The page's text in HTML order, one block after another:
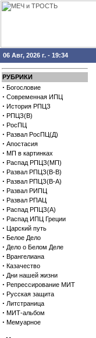
06 Авг, 2026 г. - 19:34
РУБРИКИ
· Богословие
· Современная ИПЦ
· История РПЦЗ
· РПЦЗ(В)
· РосПЦ
· Развал РосПЦ(Д)
· Апостасия
· МП в картинках
· Распад РПЦЗ(МП)
· Развал РПЦЗ(В-В)
· Развал РПЦЗ(В-А)
· Развал РИПЦ
· Развал РПАЦ
· Распад РПЦЗ(А)
· Распад ИПЦ Греции
· Царский путь
· Белое Дело
· Дело о Белом Деле
· Врангелиана
· Казачество
· Дни нашей жизни
· Репрессирование МИТ
· Русская защита
· Литстраница
· МИТ-альбом
· Мемуарное